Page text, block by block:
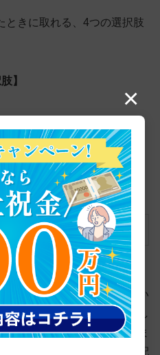
ときに取れる、4つの選択肢
】
する
1つ目の選択肢は『上司に
キツいのか、寮の生活が辛い
ることを上司に伝えてみまし
、時間とお金がかかっていま
められるくらいなら」と、配
×